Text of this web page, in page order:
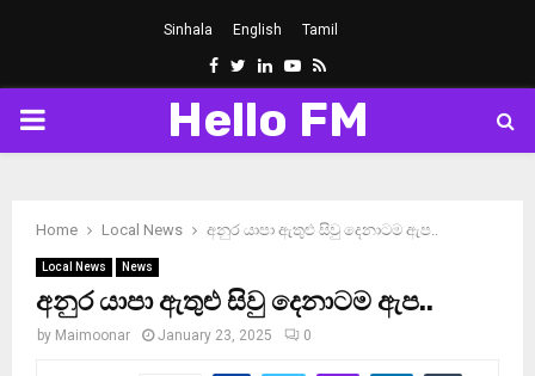
Sinhala English Tamil
Facebook
Twitter
LinkedinYoutube
Rss
PRIMARY
Hello FM
Home Local News අනුර යාපා ඇතුළු සිවු දෙනාටම ඇප..
Local News News
අනුර යාපා ඇතුළු සිවු දෙනාටම ඇප..
by Maimoonar January 23, 2025 0